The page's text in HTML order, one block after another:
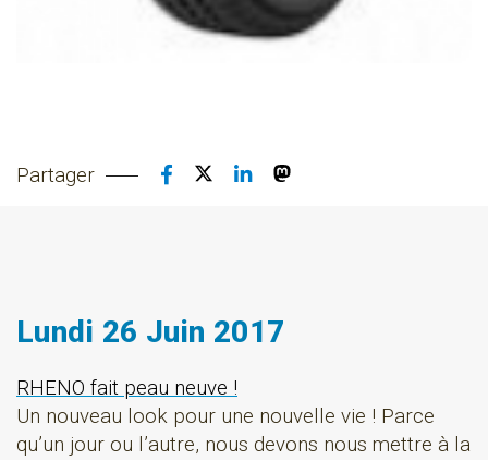
Partager
Lundi 26 Juin 2017
RHENO fait peau neuve !
Un nouveau look pour une nouvelle vie ! Parce
qu’un jour ou l’autre, nous devons nous mettre à la